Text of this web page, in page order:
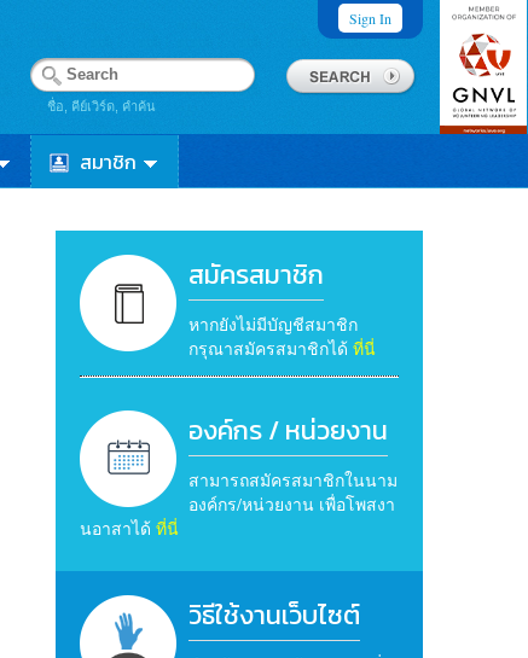
Sign In
ชื่อ, คีย์เวิร์ด, คำค้น
สมาชิก
สมัครสมาชิก
หากยังไม่มีบัญชีสมาชิก
กรุณาสมัครสมาชิกได้ ที่นี่
องค์กร / หน่วยงาน
สามารถสมัครสมาชิกในนาม
องค์กร/หน่วยงาน เพื่อโพสงา
นอาสาได้ ที่นี่
วิธีใช้งานเว็บไซต์